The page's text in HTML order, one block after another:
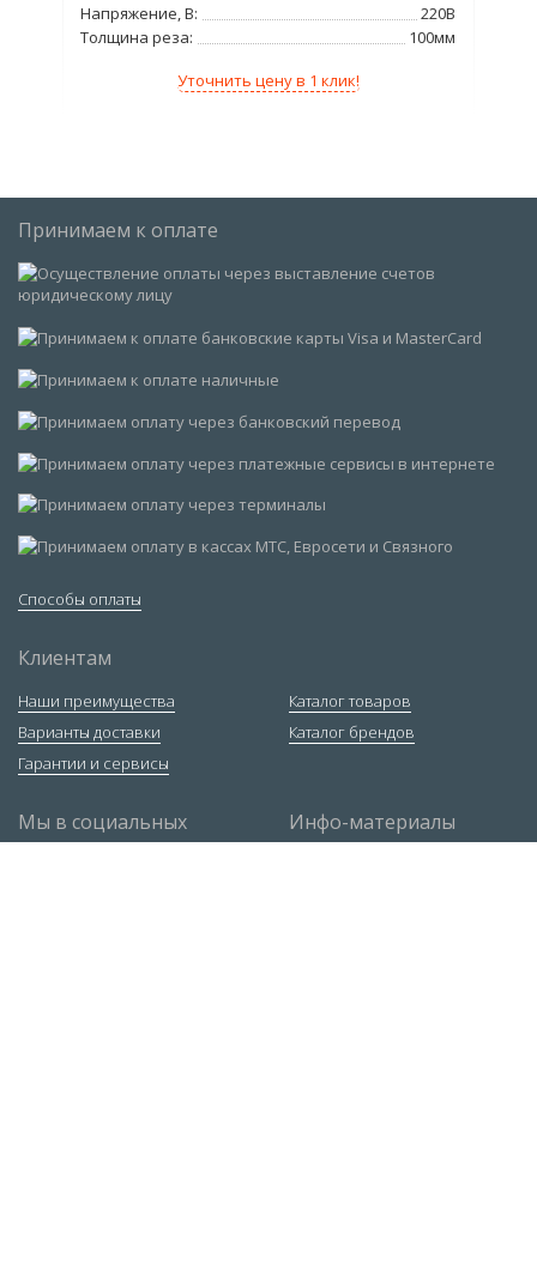
Напряжение, В:
220В
Толщина реза:
100мм
Уточнить цену в 1 клик!
Принимаем к оплате
Способы оплаты
Клиентам
Наши преимущества
Варианты доставки
Гарантии и сервисы
Каталог товаров
Каталог брендов
Мы в социальных
сетях
Инфо-материалы